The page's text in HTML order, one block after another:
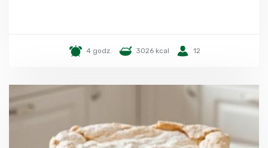
4 godz. 3026 kcal 12